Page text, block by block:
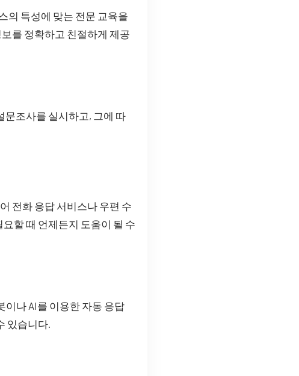
의 특성에 맞는 전문 교육을
를 정확하고 친절하게 제공
문조사를 실시하고, 그에 따
전화 응답 서비스나 우편 수
할 때 언제든지 도움이 될 수
이나 AI를 이용한 자동 응답
있습니다.